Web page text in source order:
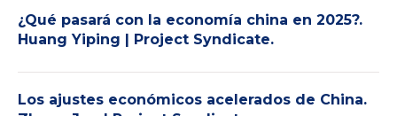
¿Qué pasará con la economía china en 2025?.
Huang Yiping | Project Syndicate.
Los ajustes económicos acelerados de China.